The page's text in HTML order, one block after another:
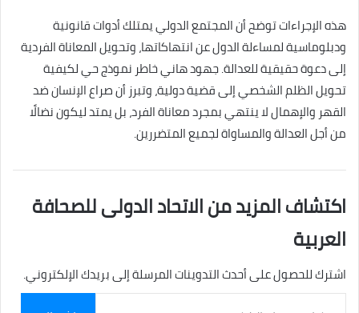
هذه الإجراءات توضح أن المجتمع الدولي يمتلك أدوات قانونية
ودبلوماسية لمساءلة الدول عن انتهاكاتها، وتحويل المعاناة الفردية
إلى دعوة حقيقية للعدالة. جهود هاني خاطر نموذج حي لكيفية
تحويل الظلم الشخصي إلى قضية دولية، وتبرز أن صراع الإنسان ضد
القهر والإهمال لا ينتهي بمجرد معاناة الفرد، بل يمتد ليكون نضالًا
من أجل العدالة والمساواة لجميع المتضررين.
اكتشاف المزيد من الاتحاد الدولى للصحافة
العربية
اشترك للحصول على أحدث التدوينات المرسلة إلى بريدك الإلكتروني.